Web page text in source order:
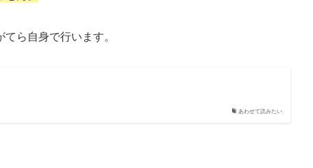
ら自身で行います。
あわせて読みたい